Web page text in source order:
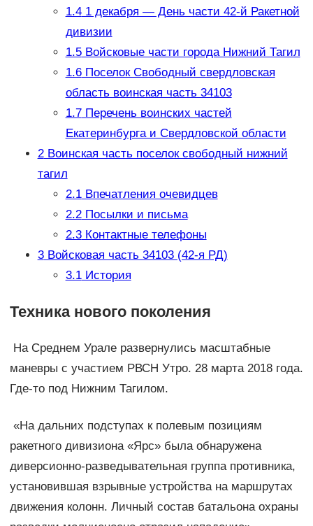
1.41 декабря — День части 42-й Ракетной
дивизии
1.5Войсковые части города Нижний Тагил
1.6Поселок Свободный свердловская
область воинская часть 34103
1.7Перечень воинских частей
Екатеринбурга и Свердловской области
2Воинская часть поселок свободный нижний
тагил
2.1Впечатления очевидцев
2.2Посылки и письма
2.3Контактные телефоны
3Войсковая часть 34103 (42-я РД)
3.1История
Техника нового поколения
На Среднем Урале развернулись масштабные
маневры с участием РВСН Утро. 28 марта 2018 года.
Где-то под Нижним Тагилом.
«На дальних подступах к полевым позициям
ракетного дивизиона «Ярс» была обнаружена
диверсионно-разведывательная группа противника,
установившая взрывные устройства на маршрутах
движения колонн. Личный состав батальона охраны